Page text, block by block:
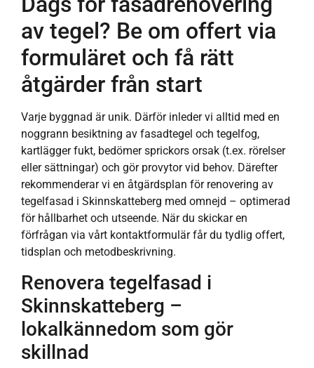
av tegel? Be om offert via
formuläret och få rätt
åtgärder från start
Varje byggnad är unik. Därför inleder vi alltid med en
noggrann besiktning av fasadtegel och tegelfog,
kartlägger fukt, bedömer sprickors orsak (t.ex. rörelser
eller sättningar) och gör provytor vid behov. Därefter
rekommenderar vi en åtgärdsplan för renovering av
tegelfasad i Skinnskatteberg med omnejd – optimerad
för hållbarhet och utseende. När du skickar en
förfrågan via vårt kontaktformulär får du tydlig offert,
tidsplan och metodbeskrivning.
Renovera tegelfasad i
Skinnskatteberg –
lokalkännedom som gör
skillnad